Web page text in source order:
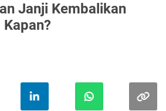
Janji Kembalikan